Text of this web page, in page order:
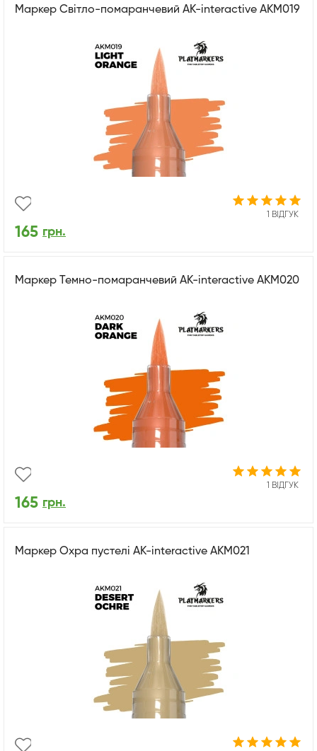
Маркер Світло-помаранчевий AK-interactive AKM019
1 ВІДГУК
165 грн.
Маркер Темно-помаранчевий AK-interactive AKM020
1 ВІДГУК
165 грн.
Маркер Охра пустелі AK-interactive AKM021